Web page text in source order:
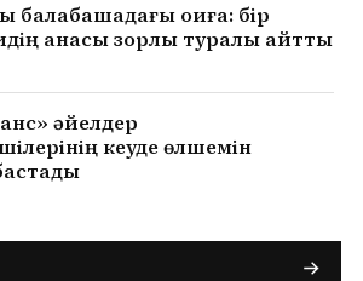
балабақшадағы оқиға: бір
анасы зорлық туралы айтты
әйелдер
кеуде өлшемін